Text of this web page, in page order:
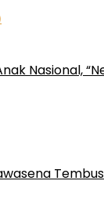
Nasional,